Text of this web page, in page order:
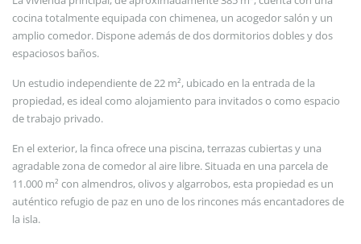
cocina totalmente equipada con chimenea, un acogedor salón y un
amplio comedor. Dispone además de dos dormitorios dobles y dos
espaciosos baños.
Un estudio independiente de 22 m², ubicado en la entrada de la
propiedad, es ideal como alojamiento para invitados o como espacio
de trabajo privado.
En el exterior, la finca ofrece una piscina, terrazas cubiertas y una
agradable zona de comedor al aire libre. Situada en una parcela de
11.000 m² con almendros, olivos y algarrobos, esta propiedad es un
auténtico refugio de paz en uno de los rincones más encantadores de
la isla.